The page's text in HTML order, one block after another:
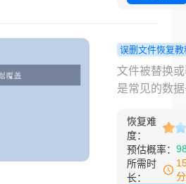
复呢？本文
介绍文件恢
用方法，并
防数据丢失
建议，帮助
找回文件并
来风险。
误删文件恢复教
替换的文件
找回？高效
文件被替换
是常见的数
版本文件保
版本、复制
覆盖同名文
软件自动更
恢复难
度：
预估概率：
所需时
长：